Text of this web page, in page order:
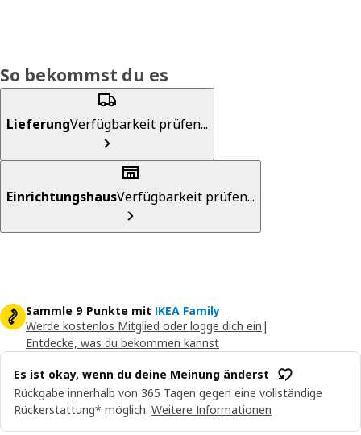
So bekommst du es
LieferungVerfügbarkeit prüfen...
EinrichtungshausVerfügbarkeit prüfen...
Sammle 9 Punkte mit IKEA Family
Werde kostenlos Mitglied oder logge dich ein |
Entdecke, was du bekommen kannst
Es ist okay, wenn du deine Meinung änderst
Rückgabe innerhalb von 365 Tagen gegen eine vollständige
Rückerstattung* möglich. Weitere Informationen